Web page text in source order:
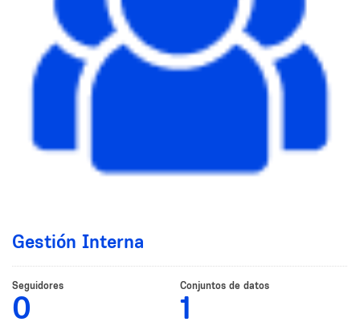
Gestión Interna
Seguidores
0
Conjuntos de datos
1